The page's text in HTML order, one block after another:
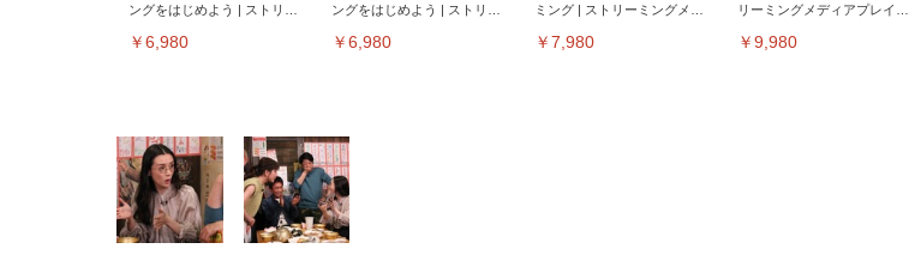
ングをはじめよう | ストリー
￥6,980
ングをはじめよう | ストリー
￥6,980
ミング | ストリーミングメデ
￥7,980
リーミングメディアプレイヤ
￥9,980